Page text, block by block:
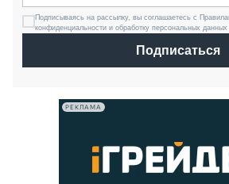
Подписываясь на рассылку, вы соглашаетесь с
конфиденциальности и обработку персональных
Подписаться
РЕКЛАМА